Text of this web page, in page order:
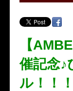
【
催記念
ル！！